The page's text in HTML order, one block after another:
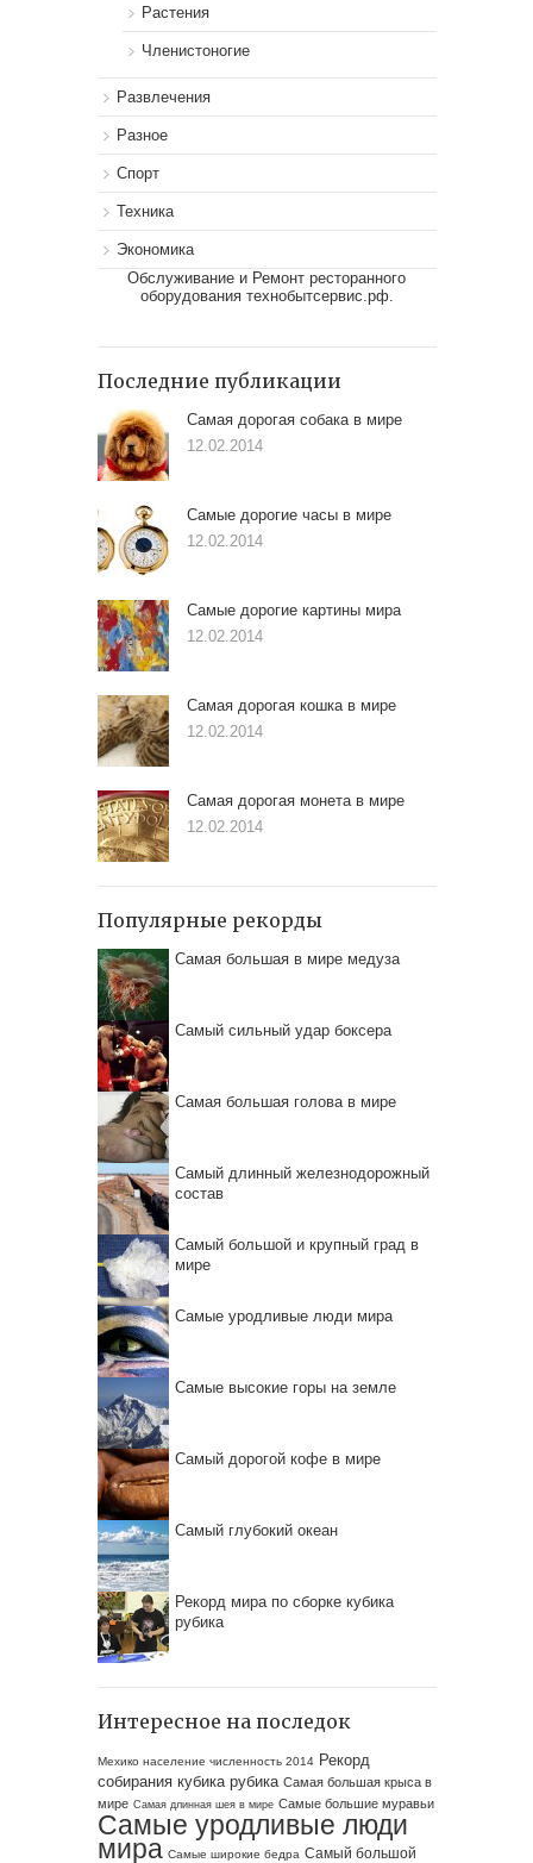
Растения
Членистоногие
Развлечения
Разное
Спорт
Техника
Экономика
Обслуживание и Ремонт ресторанного
оборудования технобытсервис.рф.
Последние публикации
Самая дорогая собака в мире
12.02.2014
Самые дорогие часы в мире
12.02.2014
Самые дорогие картины мира
12.02.2014
Самая дорогая кошка в мире
12.02.2014
Самая дорогая монета в мире
12.02.2014
Популярные рекорды
Самая большая в мире медуза
Самый сильный удар боксера
Самая большая голова в мире
Самый длинный железнодорожный
состав
Самый большой и крупный град в
мире
Самые уродливые люди мира
Самые высокие горы на земле
Самый дорогой кофе в мире
Самый глубокий океан
Рекорд мира по сборке кубика
рубика
Интересное на последок
Мехико население численность 2014 Рекорд
собирания кубика рубика Самая большая крыса в
мире Самая длинная шея в мире Самые большие муравьи
Самые уродливые люди
мира Самые широкие бедра Самый большой